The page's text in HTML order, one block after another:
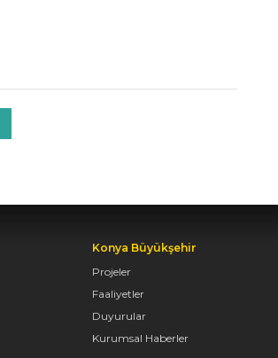
Konya Büyükşehir
Projeler
Faaliyetler
Duyurular
Kurumsal Haberler